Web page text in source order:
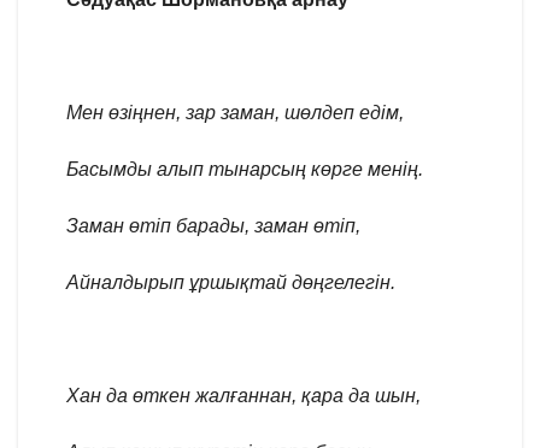
Мен өзіңнен, зар заман, шөлдеп едім,
Басымды алып тынарсың көрге менің.
Заман өтіп барады, заман өтіп,
Айналдырып ұршықтай дөңгелегін.
Хан да өткен жалғаннан, қара да шын,